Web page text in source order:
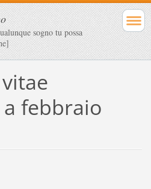
sogno tu possa
febbraio